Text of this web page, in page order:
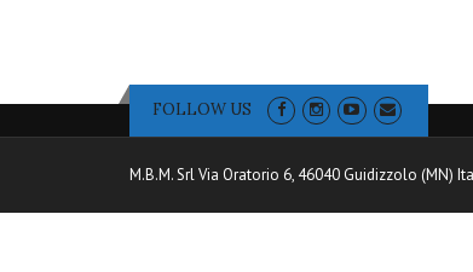
FOLLOW US
M.B.M. Srl Via Oratorio 6, 46040 Guidizzolo (MN)